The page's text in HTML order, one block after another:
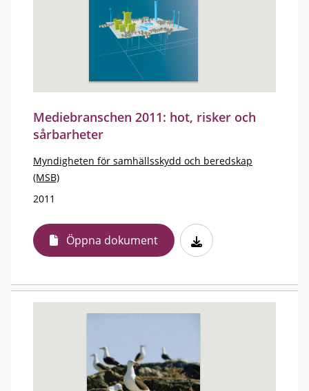
Mediebranschen 2011: hot, risker och
sårbarheter
Myndigheten för samhällsskydd och beredskap
(MSB)
2011
Öppna dokument